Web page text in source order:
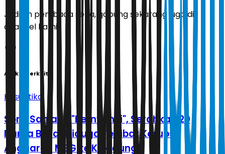
Jadilah pembaca setia, gabung sekarang juga di
channel kami!
Artikel Terkait
Kasuistika
Sony Sanjaya "Bernyanyi", Serahkan 20
Nama Besar Diduga Terlibat Korupsi
Anggaran MBG ke Kejagung